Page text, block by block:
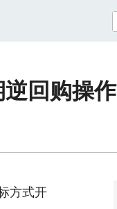
逆回购操作
方式开